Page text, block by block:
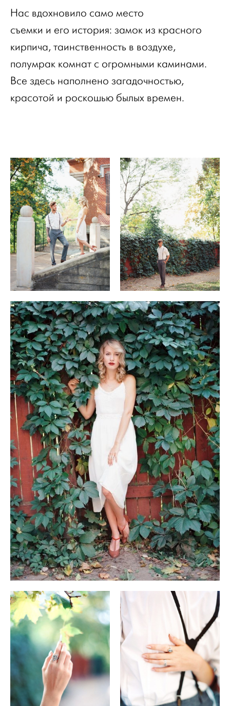
Нас вдохновило само место
съемки и его история: замок из красного
кирпича, таинственность в воздухе,
полумрак комнат с огромными каминами.
Все здесь наполнено загадочностью,
красотой и роскошью былых времен.